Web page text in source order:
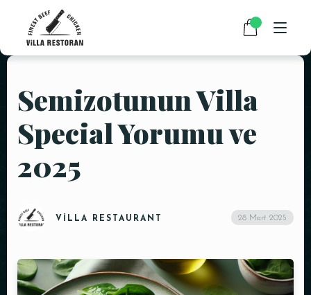
ANASAYFA
HAKKIMIZDA
HABERLER
Semizotunun Villa
Special Yorumu ve
2025
VILLA RESTAURANT 28 Mart 2025